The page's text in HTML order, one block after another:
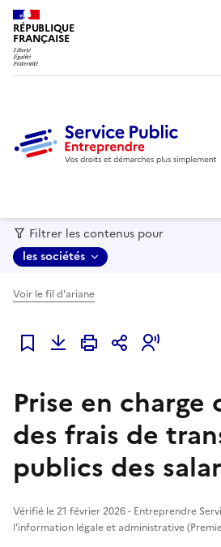
RÉPUBLIQUE
FRANÇAISE
Filtrer les contenus pour
les sociétés
Voir le fil d'ariane
Ajouter à mes favoris
Prise en charge
des frais de
publics des
Vérifié le 21 février 2026 - Entreprendre
l'information légale et administrative